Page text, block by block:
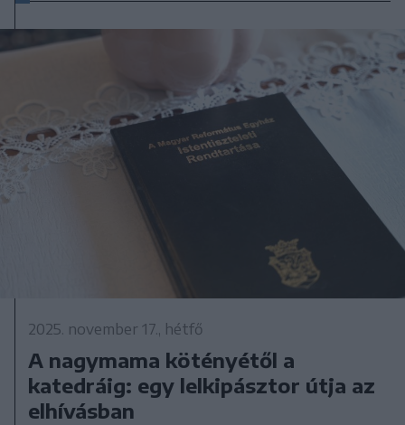
2025. november 17., hétfő
A nagymama kötényétől a
katedráig: egy lelkipásztor útja az
elhívásban